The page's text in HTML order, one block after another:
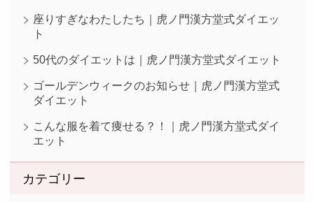
座りすぎなわたしたち｜虎ノ門漢方堂式ダイエッ
ト
50代のダイエットは｜虎ノ門漢方堂式ダイエット
ゴールデンウィークのお知らせ｜虎ノ門漢方堂式
ダイエット
こんな服を着て痩せる？！｜虎ノ門漢方堂式ダイ
エット
カテゴリー